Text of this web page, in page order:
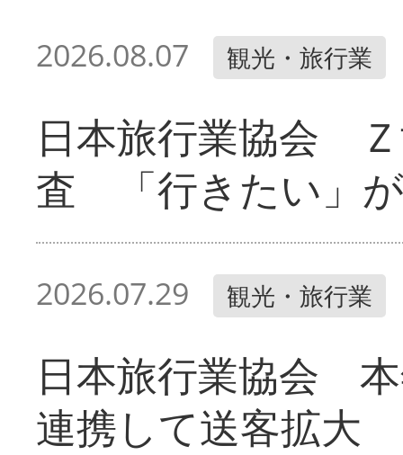
2026.08.07 観光・旅行業
日本旅行業協会
査 「行きたい」
2026.07.29 観光・旅行業
日本旅行業協会
連携して送客拡大